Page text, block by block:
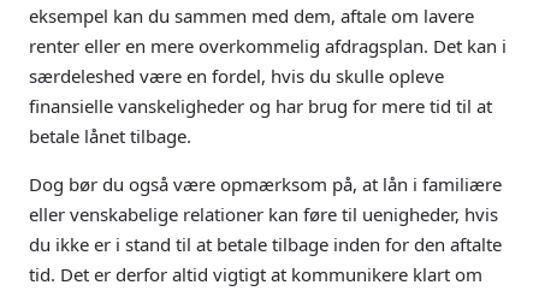
eksempel kan du sammen med dem, aftale om lavere
renter eller en mere overkommelig afdragsplan. Det kan i
særdeleshed være en fordel, hvis du skulle opleve
finansielle vanskeligheder og har brug for mere tid til at
betale lånet tilbage.
Dog bør du også være opmærksom på, at lån i familiære
eller venskabelige relationer kan føre til uenigheder, hvis
du ikke er i stand til at betale tilbage inden for den aftalte
tid. Det er derfor altid vigtigt at kommunikere klart om